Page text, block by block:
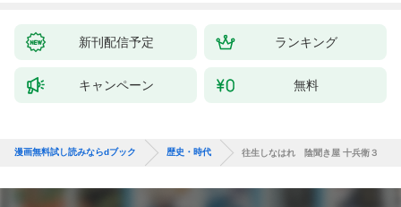
新刊配信予定 ランキング
キャンペーン 無料
漫画無料試し読みならdブック 歴史・時代 往生しなはれ 陰聞き屋 十兵衛３